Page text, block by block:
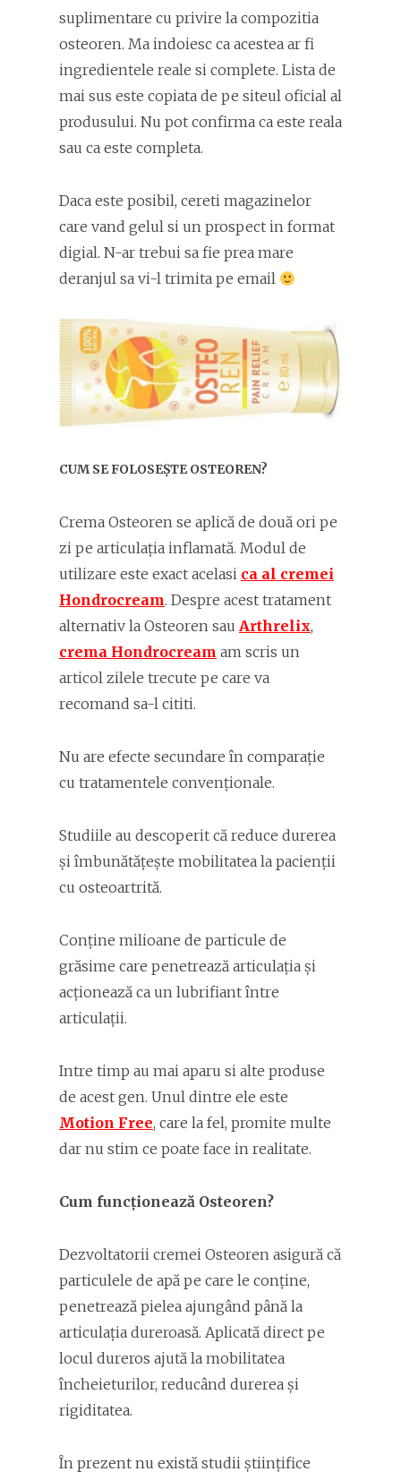
suplimentare cu privire la compozitia
osteoren. Ma indoiesc ca acestea ar fi
ingredientele reale si complete. Lista de
mai sus este copiata de pe siteul oficial al
produsului. Nu pot confirma ca este reala
sau ca este completa.
Daca este posibil, cereti magazinelor
care vand gelul si un prospect in format
digial. N-ar trebui sa fie prea mare
deranjul sa vi-l trimita pe email
CUM SE FOLOSEȘTE OSTEOREN?
Crema Osteoren se aplică de două ori pe
zi pe articulația inflamată. Modul de
utilizare este exact acelasi ca al cremei
Hondrocream. Despre acest tratament
alternativ la Osteoren sau Arthrelix,
crema Hondrocream am scris un
articol zilele trecute pe care va
recomand sa-l cititi.
Nu are efecte secundare în comparație
cu tratamentele convenționale.
Studiile au descoperit că reduce durerea
și îmbunătățește mobilitatea la pacienții
cu osteoartrită.
Conține milioane de particule de
grăsime care penetrează articulația și
acționează ca un lubrifiant între
articulații.
Intre timp au mai aparu si alte produse
de acest gen. Unul dintre ele este
Motion Free, care la fel, promite multe
dar nu stim ce poate face in realitate.
Cum funcționează Osteoren?
Dezvoltatorii cremei Osteoren asigură că
particulele de apă pe care le conține,
penetrează pielea ajungând până la
articulația dureroasă. Aplicată direct pe
locul dureros ajută la mobilitatea
încheieturilor, reducând durerea și
rigiditatea.
În prezent nu există studii științifice